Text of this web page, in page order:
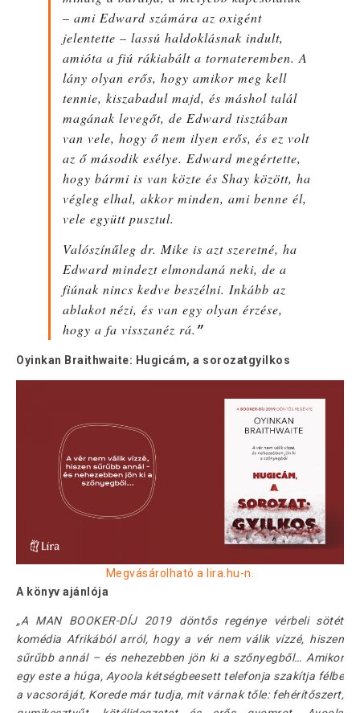
– ami Edward számára az oxigént
jelentette – lassú haldoklásnak indult,
amióta a fiú rákiabált a tornateremben. A
lány olyan erős, hogy amikor meg kell
tennie, kiszabadul majd, és máshol talál
magának levegőt, de Edward tisztában
van vele, hogy ő nem ilyen erős, és ez volt
az ő második esélye. Edward megértette,
hogy bármi is van közte és Shay között, ha
végleg elhal, akkor minden, ami benne él,
vele együtt pusztul.
Valószínűleg dr. Mike is azt szeretné, ha
Edward mindezt elmondaná neki, de a
fiúnak nincs kedve beszélni. Inkább az
ablakot nézi, és van egy olyan érzése,
hogy a fa visszanéz rá. ”
Oyinkan Braithwaite: Hugicám, a sorozatgyilkos
Megvásárolható a lira.hu-n.
A könyv ajánlója
„A MAN BOOKER-DÍJ 2019 döntős regénye vérbeli sötét
komédia Afrikából arról, hogy a vér nem válik vízzé, hiszen
sűrűbb annál – és nehezebben jön ki a szőnyegből… Amikor
egy este a húga, Ayoola kétségbeesett telefonja szakítja félbe
a vacsoráját, Korede már tudja, mit várnak tőle: fehérítőszert,